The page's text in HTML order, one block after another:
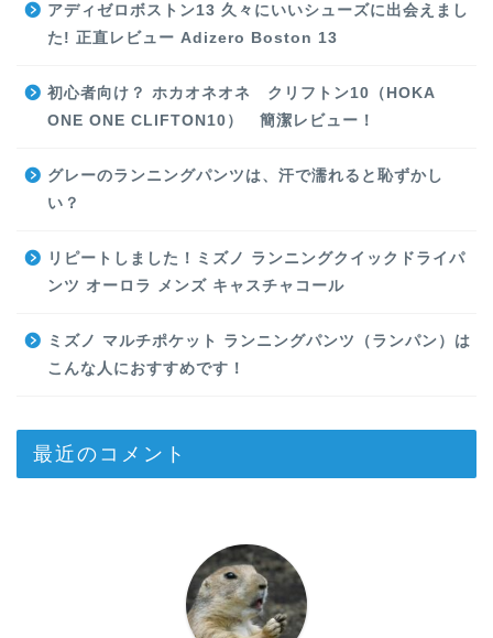
アディゼロボストン13 久々にいいシューズに出会えまし
た! 正直レビュー Adizero Boston 13
初心者向け？ ホカオネオネ クリフトン10（HOKA
ONE ONE CLIFTON10） 簡潔レビュー！
グレーのランニングパンツは、汗で濡れると恥ずかし
い？
リピートしました！ミズノ ランニングクイックドライパ
ンツ オーロラ メンズ キャスチャコール
ミズノ マルチポケット ランニングパンツ（ランパン）は
こんな人におすすめです！
最近のコメント